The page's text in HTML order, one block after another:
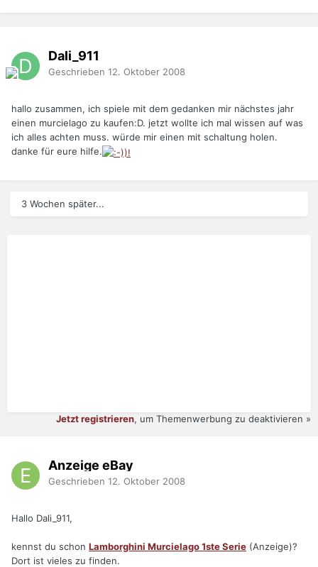
Dali_911
Geschrieben 12. Oktober 2008
hallo zusammen, ich spiele mit dem gedanken mir nächstes jahr
einen murcielago zu kaufen:D. jetzt wollte ich mal wissen auf was
ich alles achten muss. würde mir einen mit schaltung holen.
danke für eure hilfe.
3 Wochen später...
Jetzt registrieren, um Themenwerbung zu deaktivieren »
Anzeige eBay
Geschrieben 12. Oktober 2008
Hallo Dali_911,
kennst du schon Lamborghini Murcielago 1ste Serie (Anzeige)?
Dort ist vieles zu finden.